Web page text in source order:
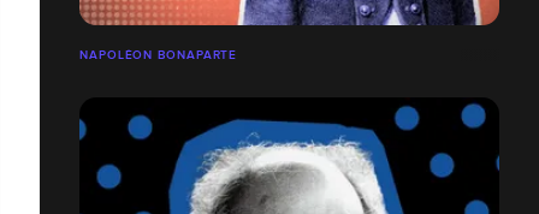
NAPOLÉON BONAPARTE